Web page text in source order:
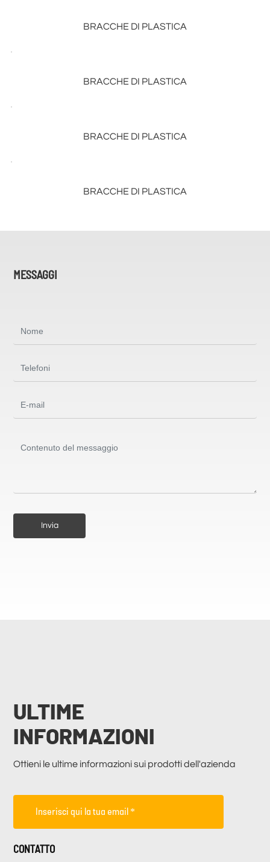
BRACCHE DI PLASTICA
BRACCHE DI PLASTICA
BRACCHE DI PLASTICA
BRACCHE DI PLASTICA
MESSAGGI
Invia
ULTIME
INFORMAZIONI
Ottieni le ultime informazioni sui prodotti dell'azienda
CONTATTO